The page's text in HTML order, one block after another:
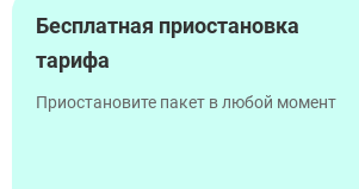
Бесплатная приостановка
тарифа
Приостановите пакет в любой момент